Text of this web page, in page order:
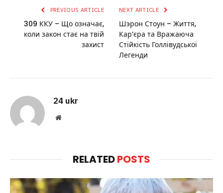
PREVIOUS ARTICLE
309 ККУ – Що означає,
коли закон стає на твій
захист
NEXT ARTICLE
Шэрон Стоун – Життя,
Кар’єра та Вражаюча
Стійкість Голлівудської
Легенди
24 ukr
Website
RELATEDPOSTS